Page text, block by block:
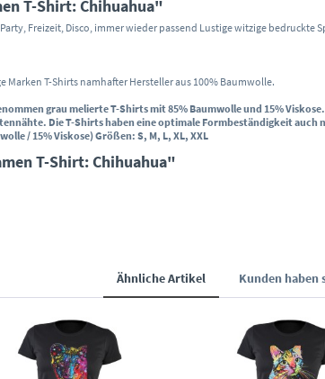
T-Shirt: Chihuahua"
Freizeit, Disco, immer wieder passend Lustige witzige bedruckte
T-Shirts namhafter Hersteller aus 100% Baumwolle.
grau melierte T-Shirts mit 85% Baumwolle und 15% Viskose.
Die T-Shirts haben eine optimale Formbeständigkeit
/ 15% Viskose) Größen: S, M, L, XL, XXL
T-Shirt: Chihuahua"
Ähnliche Artikel Kunden haben